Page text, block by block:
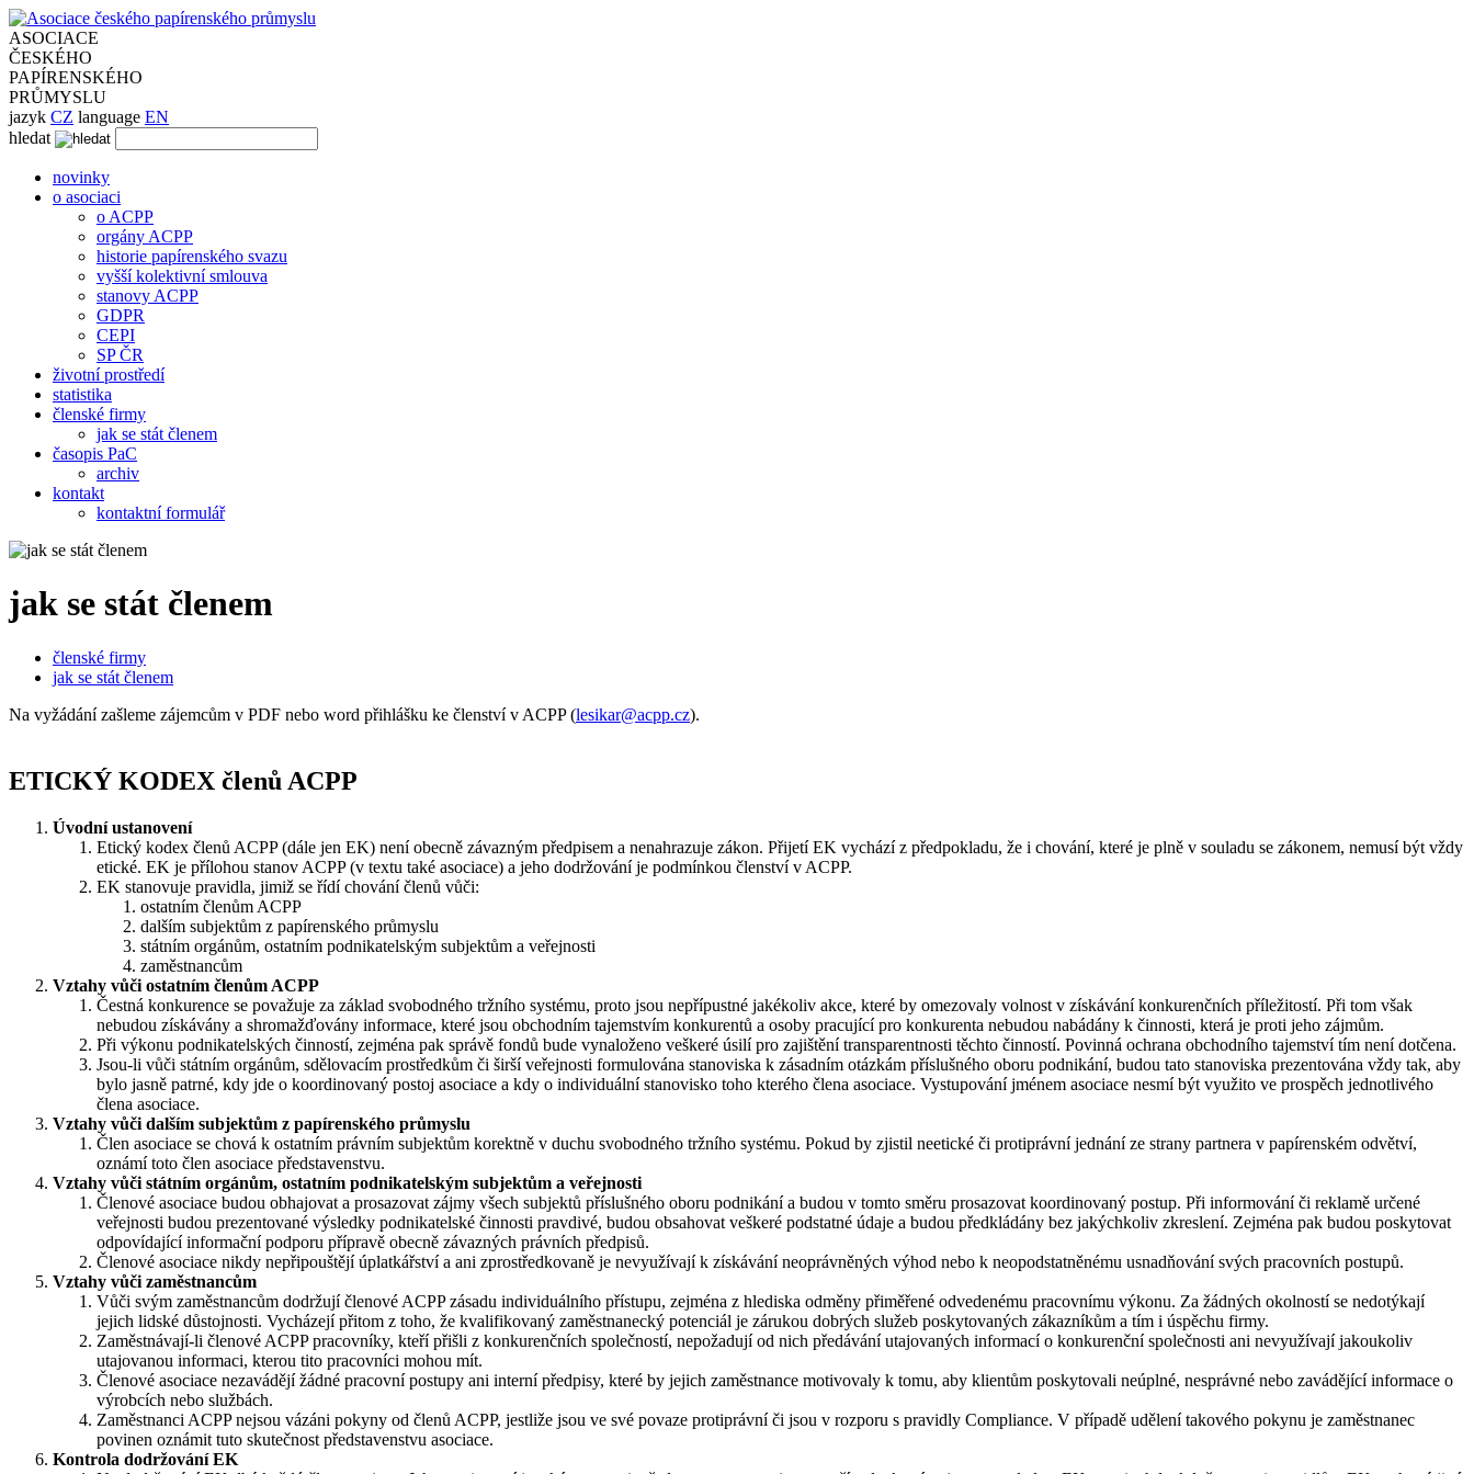
ASOCIACE
ČESKÉHO
PAPÍRENSKÉHO
PRŮMYSLU
jazyk CZ language EN
hledat
novinky
o asociaci
o ACPP
orgány ACPP
historie papírenského svazu
vyšší kolektivní smlouva
stanovy ACPP
GDPR
CEPI
SP ČR
životní prostředí
statistika
členské firmy
jak se stát členem
časopis PaC
archiv
kontakt
kontaktní formulář
jak se stát členem
členské firmy
jak se stát členem
Na vyžádání zašleme zájemcům v PDF nebo word přihlášku ke členství v ACPP (lesikar@acpp.cz).
ETICKÝ KODEX členů ACPP
Úvodní ustanovení
Etický kodex členů ACPP (dále jen EK) není obecně závazným předpisem a nenahrazuje zákon. Přijetí EK vychází z předpokladu, že i chování, které je plně v souladu se zákonem, nemusí být vždy
etické. EK je přílohou stanov ACPP (v textu také asociace) a jeho dodržování je podmínkou členství v ACPP.
EK stanovuje pravidla, jimiž se řídí chování členů vůči:
ostatním členům ACPP
dalším subjektům z papírenského průmyslu
státním orgánům, ostatním podnikatelským subjektům a veřejnosti
zaměstnancům
Vztahy vůči ostatním členům ACPP
Čestná konkurence se považuje za základ svobodného tržního systému, proto jsou nepřípustné jakékoliv akce, které by omezovaly volnost v získávání konkurenčních příležitostí. Při tom však
nebudou získávány a shromažďovány informace, které jsou obchodním tajemstvím konkurentů a osoby pracující pro konkurenta nebudou nabádány k činnosti, která je proti jeho zájmům.
Při výkonu podnikatelských činností, zejména pak správě fondů bude vynaloženo veškeré úsilí pro zajištění transparentnosti těchto činností. Povinná ochrana obchodního tajemství tím není dotčena.
Jsou-li vůči státním orgánům, sdělovacím prostředkům či širší veřejnosti formulována stanoviska k zásadním otázkám příslušného oboru podnikání, budou tato stanoviska prezentována vždy tak, aby
bylo jasně patrné, kdy jde o koordinovaný postoj asociace a kdy o individuální stanovisko toho kterého člena asociace. Vystupování jménem asociace nesmí být využito ve prospěch jednotlivého
člena asociace.
Vztahy vůči dalším subjektům z papírenského průmyslu
Člen asociace se chová k ostatním právním subjektům korektně v duchu svobodného tržního systému. Pokud by zjistil neetické či protiprávní jednání ze strany partnera v papírenském odvětví,
oznámí toto člen asociace představenstvu.
Vztahy vůči státním orgánům, ostatním podnikatelským subjektům a veřejnosti
Členové asociace budou obhajovat a prosazovat zájmy všech subjektů příslušného oboru podnikání a budou v tomto směru prosazovat koordinovaný postup. Při informování či reklamě určené
veřejnosti budou prezentované výsledky podnikatelské činnosti pravdivé, budou obsahovat veškeré podstatné údaje a budou předkládány bez jakýchkoliv zkreslení. Zejména pak budou poskytovat
odpovídající informační podporu přípravě obecně závazných právních předpisů.
Členové asociace nikdy nepřipouštějí úplatkářství a ani zprostředkovaně je nevyužívají k získávání neoprávněných výhod nebo k neopodstatněnému usnadňování svých pracovních postupů.
Vztahy vůči zaměstnancům
Vůči svým zaměstnancům dodržují členové ACPP zásadu individuálního přístupu, zejména z hlediska odměny přiměřené odvedenému pracovnímu výkonu. Za žádných okolností se nedotýkají
jejich lidské důstojnosti. Vycházejí přitom z toho, že kvalifikovaný zaměstnanecký potenciál je zárukou dobrých služeb poskytovaných zákazníkům a tím i úspěchu firmy.
Zaměstnávají-li členové ACPP pracovníky, kteří přišli z konkurenčních společností, nepožadují od nich předávání utajovaných informací o konkurenční společnosti ani nevyužívají jakoukoliv
utajovanou informaci, kterou tito pracovníci mohou mít.
Členové asociace nezavádějí žádné pracovní postupy ani interní předpisy, které by jejich zaměstnance motivovaly k tomu, aby klientům poskytovali neúplné, nesprávné nebo zavádějící informace o
výrobcích nebo službách.
Zaměstnanci ACPP nejsou vázáni pokyny od členů ACPP, jestliže jsou ve své povaze protiprávní či jsou v rozporu s pravidly Compliance. V případě udělení takového pokynu je zaměstnanec
povinen oznámit tuto skutečnost představenstvu asociace.
Kontrola dodržování EK